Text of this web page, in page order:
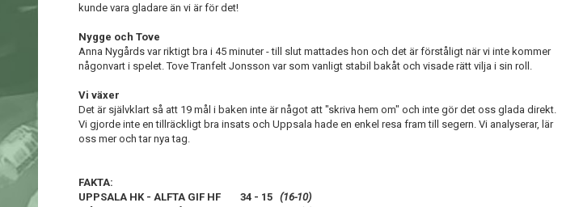
kunde vara gladare än vi är för det!
Nygge och Tove
Anna Nygårds var riktigt bra i 45 minuter - till slut mattades hon och det är förståligt när vi inte kommer
någonvart i spelet. Tove Tranfelt Jonsson var som vanligt stabil bakåt och visade rätt vilja i sin roll.
Vi växer
Det är självklart så att 19 mål i baken inte är något att "skriva hem om" och inte gör det oss glada direkt.
Vi gjorde inte en tillräckligt bra insats och Uppsala hade en enkel resa fram till segern. Vi analyserar, lär
oss mer och tar nya tag.
FAKTA:
UPPSALA HK - ALFTA GIF HF 34 - 15 (16-10)